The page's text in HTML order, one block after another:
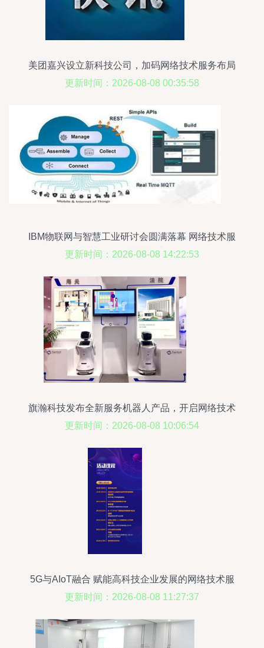
美团嘉兴设立新科技公司，加码网络技术服务布局
更新时间：2026-08-08 00:35:58
IBM物联网与智慧工业研讨会圆满落幕 网络技术服
务驱动未来制造
更新时间：2026-08-08 14:22:53
旗瀚科技发布全新服务机器人产品，开启网络技术
服务新篇章
更新时间：2026-08-08 10:06:54
5G与AIoT融合 赋能高科技企业发展的网络技术服
务新引擎
更新时间：2026-08-08 11:27:37